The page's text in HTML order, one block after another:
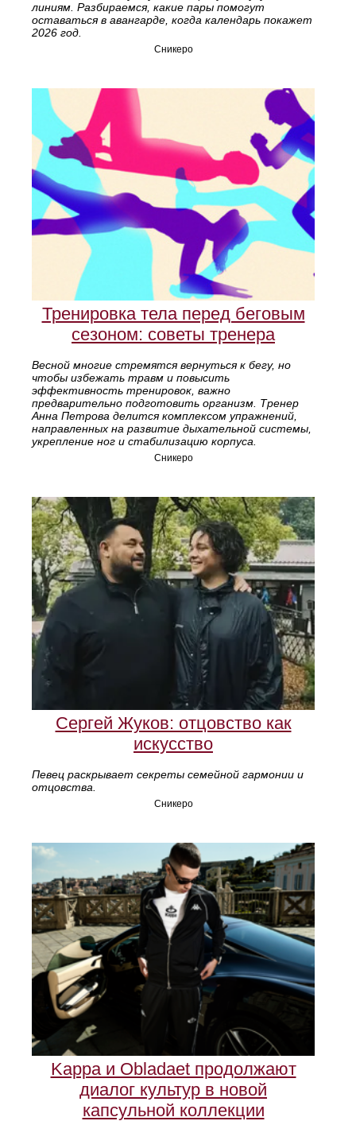
линиям. Разбираемся, какие пары помогут
оставаться в авангарде, когда календарь покажет
2026 год.
Сникеро
Тренировка тела перед беговым
сезоном: советы тренера
Весной многие стремятся вернуться к бегу, но
чтобы избежать травм и повысить
эффективность тренировок, важно
предварительно подготовить организм. Тренер
Анна Петрова делится комплексом упражнений,
направленных на развитие дыхательной системы,
укрепление ног и стабилизацию корпуса.
Сникеро
Сергей Жуков: отцовство как
искусство
Певец раскрывает секреты семейной гармонии и
отцовства.
Сникеро
Kappa и Obladaet продолжают
диалог культур в новой
капсульной коллекции